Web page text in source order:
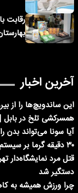
رقابت
آخرین اخبار
این ساندویچ‌ها را از
همسرکشی تلخ در بابل
آیا سونا می‌تواند بدن
۳۰ دقیقه گرما بر سیستم ایمنی
قتل مرد نمایشگاه‌دار
دستگیر شد
چرا ورزش همیشه به